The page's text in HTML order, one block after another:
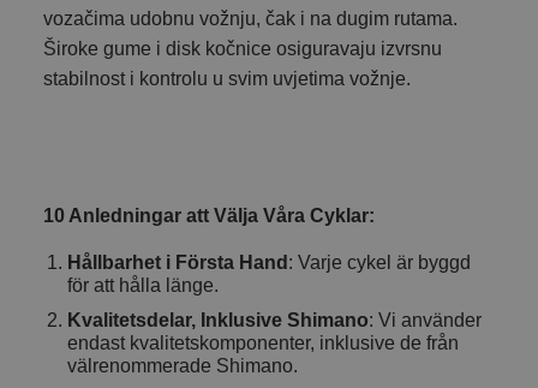
vozačima udobnu vožnju, čak i na dugim rutama.
Široke gume i disk kočnice osiguravaju izvrsnu
stabilnost i kontrolu u svim uvjetima vožnje.
10 Anledningar att Välja Våra Cyklar:
Hållbarhet i Första Hand : Varje cykel är byggd
för att hålla länge.
Kvalitetsdelar, Inklusive Shimano: Vi använder
endast kvalitetskomponenter, inklusive de från
välrenommerade Shimano.